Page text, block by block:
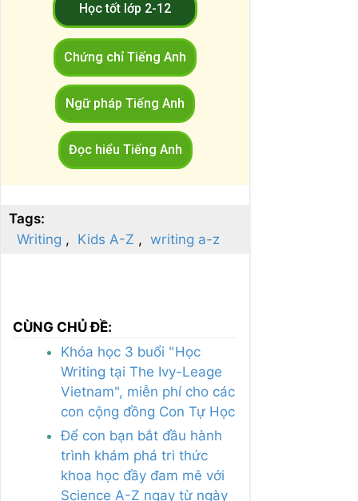
Học tốt lớp 2-12
Chứng chỉ Tiếng Anh
Ngữ pháp Tiếng Anh
Đọc hiểu Tiếng Anh
Tags:
Writing
Kids A-Z writing a-z
CÙNG CHỦ ĐỀ:
Khóa học 3 buổi "Học
Writing tại The Ivy-Leage
Vietnam", miễn phí cho các
con cộng đồng Con Tự Học
Để con bạn bắt đầu hành
trình khám phá tri thức
khoa học đầy đam mê với
Science A-Z ngay từ ngày